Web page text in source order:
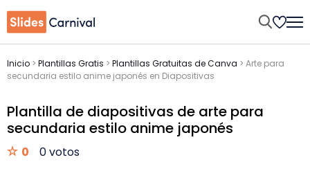
Inicio > Plantillas Gratis > Plantillas Gratuitas de Canva > Arte para
secundaria estilo anime japonés en Diapositivas
Plantilla de diapositivas de arte para
secundaria estilo anime japonés
0 0 votos